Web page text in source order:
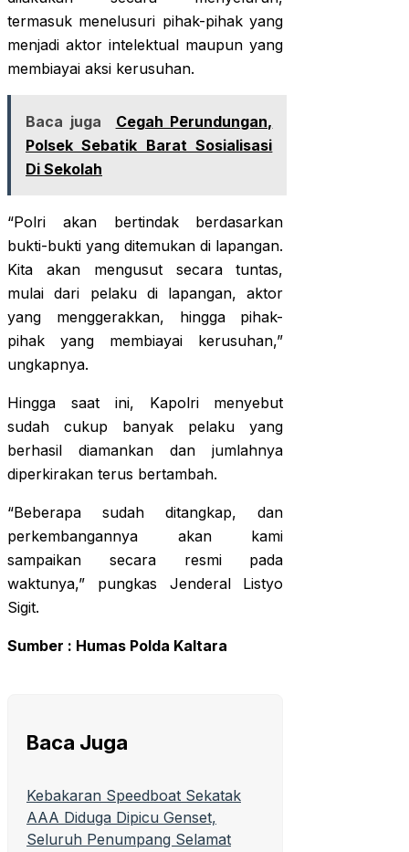
termasuk menelusuri pihak-pihak yang
menjadi aktor intelektual maupun yang
membiayai aksi kerusuhan.
Baca juga
Cegah Perundungan,
Polsek Sebatik Barat Sosialisasi
Di Sekolah
“Polri akan bertindak berdasarkan
bukti-bukti yang ditemukan di lapangan.
Kita akan mengusut secara tuntas,
mulai dari pelaku di lapangan, aktor
yang menggerakkan, hingga pihak-
pihak yang membiayai kerusuhan,”
ungkapnya.
Hingga saat ini, Kapolri menyebut
sudah cukup banyak pelaku yang
berhasil diamankan dan jumlahnya
diperkirakan terus bertambah.
“Beberapa sudah ditangkap, dan
perkembangannya akan kami
sampaikan secara resmi pada
waktunya,” pungkas Jenderal Listyo
Sigit.
Sumber : Humas Polda Kaltara
Baca Juga
Kebakaran Speedboat Sekatak
AAA Diduga Dipicu Genset,
Seluruh Penumpang Selamat